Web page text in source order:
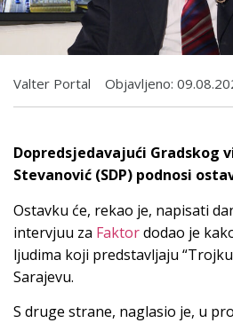
Valter Portal Objavljeno:
Dopredsjedavajući Gradskog
Stevanović (SDP) podnosi
Ostavku će, rekao je, napisati
intervjuu za Faktordodao je
ljudima koji predstavljaju
Sarajevu.
S druge strane, naglasio je, u